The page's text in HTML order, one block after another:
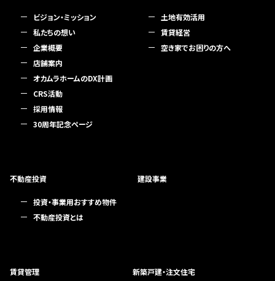
ビジョン・ミッション
私たちの想い
企業概要
店舗案内
オカムラホームのDX計画
CRS活動
採用情報
30周年記念ページ
土地有効活用
賃貸経営
空き家でお困りの方へ
不動産投資
投資・事業用おすすめ物件
不動産投資とは
建設事業
賃貸管理 新築戸建・注文住宅